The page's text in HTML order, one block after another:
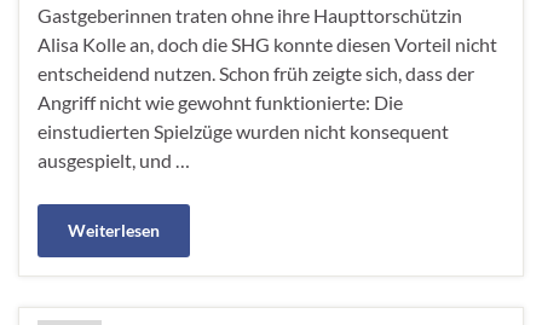
Gastgeberinnen traten ohne ihre Haupttorschützin
Alisa Kolle an, doch die SHG konnte diesen Vorteil nicht
entscheidend nutzen. Schon früh zeigte sich, dass der
Angriff nicht wie gewohnt funktionierte: Die
einstudierten Spielzüge wurden nicht konsequent
ausgespielt, und …
Weiterlesen